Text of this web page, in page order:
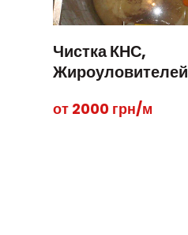
Чистка КНС,
Жироуловителей
от 2000 грн/м